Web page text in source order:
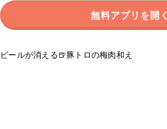
無料アプリを開く
ビールが消える🍺豚トロの梅肉和え